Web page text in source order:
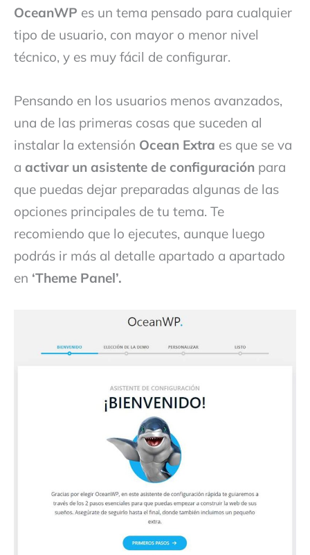
OceanWP es un tema pensado para cualquier
tipo de usuario, con mayor o menor nivel
técnico, y es muy fácil de configurar.
Pensando en los usuarios menos avanzados,
una de las primeras cosas que suceden al
instalar la extensión Ocean Extra es que se va
a activar un asistente de configuración para
que puedas dejar preparadas algunas de las
opciones principales de tu tema. Te
recomiendo que lo ejecutes, aunque luego
podrás ir más al detalle apartado a apartado
en ‘Theme Panel’.